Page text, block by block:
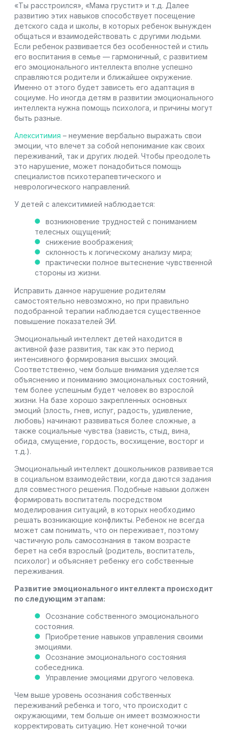
«Ты расстроился», «Мама грустит» и т.д. Далее
развитию этих навыков способствует посещение
детского сада и школы, в которых ребенок вынужден
общаться и взаимодействовать с другими людьми.
Если ребенок развивается без особенностей и стиль
его воспитания в семье — гармоничный, с развитием
его эмоционального интеллекта вполне успешно
справляются родители и ближайшее окружение.
Именно от этого будет зависеть его адаптация в
социуме. Но иногда детям в развитии эмоционального
интеллекта нужна помощь психолога, и причины могут
быть разные.
Алекситимия – неумение вербально выражать свои
эмоции, что влечет за собой непонимание как своих
переживаний, так и других людей. Чтобы преодолеть
это нарушение, может понадобиться помощь
специалистов психотерапевтического и
неврологического направлений.
У детей с алекситимией наблюдается:
возникновение трудностей с пониманием
телесных ощущений;
снижение воображения;
склонность к логическому анализу мира;
практически полное вытеснение чувственной
стороны из жизни.
Исправить данное нарушение родителям
самостоятельно невозможно, но при правильно
подобранной терапии наблюдается существенное
повышение показателей ЭИ.
Эмоциональный интеллект детей находится в
активной фазе развития, так как это период
интенсивного формирования высших эмоций.
Соответственно, чем больше внимания уделяется
объяснению и пониманию эмоциональных состояний,
тем более успешным будет человек во взрослой
жизни. На базе хорошо закрепленных основных
эмоций (злость, гнев, испуг, радость, удивление,
любовь) начинают развиваться более сложные, а
также социальные чувства (зависть, стыд, вина,
обида, смущение, гордость, восхищение, восторг и
т.д.).
Эмоциональный интеллект дошкольников развивается
в социальном взаимодействии, когда даются задания
для совместного решения. Подобные навыки должен
формировать воспитатель посредством
моделирования ситуаций, в которых необходимо
решать возникающие конфликты. Ребенок не всегда
может сам понимать, что он переживает, поэтому
частичную роль самосознания в таком возрасте
берет на себя взрослый (родитель, воспитатель,
психолог) и объясняет ребенку его собственные
переживания.
Развитие эмоционального интеллекта происходит
по следующим этапам:
Осознание собственного эмоционального
состояния.
Приобретение навыков управления своими
эмоциями.
Осознание эмоционального состояния
собеседника.
Управление эмоциями другого человека.
Чем выше уровень осознания собственных
переживаний ребенка и того, что происходит с
окружающими, тем больше он имеет возможности
корректировать ситуацию. Нет конечной точки